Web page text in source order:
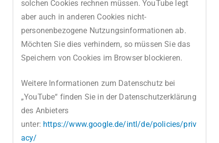
solchen Cookies rechnen müssen. YouTube legt
aber auch in anderen Cookies nicht-
personenbezogene Nutzungsinformationen ab.
Möchten Sie dies verhindern, so müssen Sie das
Speichern von Cookies im Browser blockieren.
Weitere Informationen zum Datenschutz bei
„YouTube“ finden Sie in der Datenschutzerklärung
des Anbieters
unter: https://www.google.de/intl/de/policies/priv
acy/